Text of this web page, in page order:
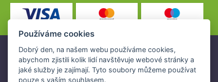
Pojistné produkty jsou nabízeny společností
www.POJISTENI.cz, a.s. na základě platné licence České
národní banky (ČNB).
Používáme cookies
Dobrý den, na našem webu používáme cookies,
abychom zjistili kolik lidí navštěvuje webové stránky a
jaké služby je zajímají. Tyto soubory můžeme používat
pouze s vaším souhlasem.